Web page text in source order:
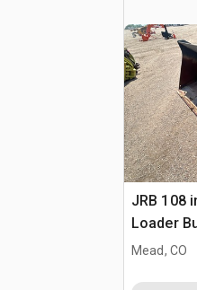
JRB 108
Loader
Komatsu
Mead, CO